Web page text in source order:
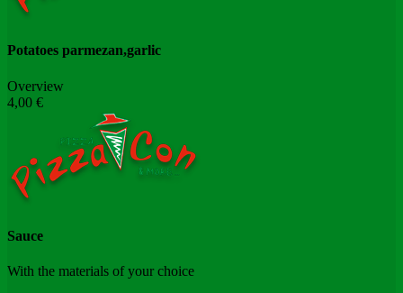
Potatoes parmezan,garlic
Overview
4,00 €
Sauce
With the materials of your choice